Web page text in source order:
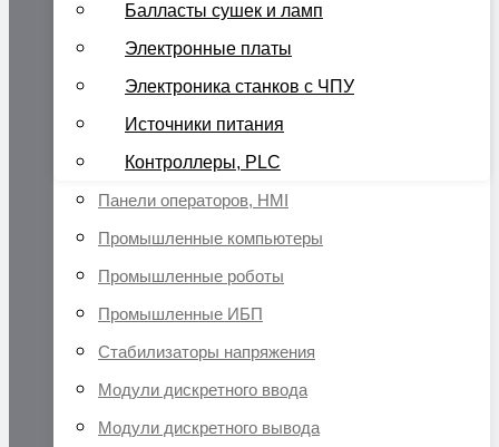
Балласты сушек и ламп
Электронные платы
Электроника станков с ЧПУ
Источники питания
Контроллеры, PLC
Панели операторов, HMI
Промышленные компьютеры
Промышленные роботы
Промышленные ИБП
Стабилизаторы напряжения
Модули дискретного ввода
Модули дискретного вывода